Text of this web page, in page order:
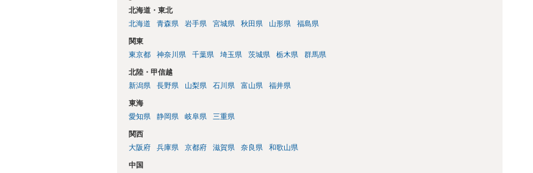
北海道・東北
北海道
青森県 岩手県 宮城県 秋田県 山形県 福島県
関東
東京都
神奈川県 千葉県 埼玉県 茨城県 栃木県 群馬県
北陸・甲信越
新潟県
長野県 山梨県 石川県 富山県 福井県
東海
愛知県
静岡県 岐阜県 三重県
関西
大阪府
兵庫県 京都府 滋賀県 奈良県 和歌山県
中国